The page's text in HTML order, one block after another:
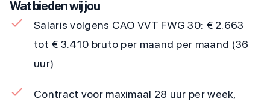
Wat bieden wij jou
Salaris volgens CAO VVT FWG 30: € 2.663
tot € 3.410 bruto per maand per maand (36
uur)
Contract voor maximaal 28 uur per week,